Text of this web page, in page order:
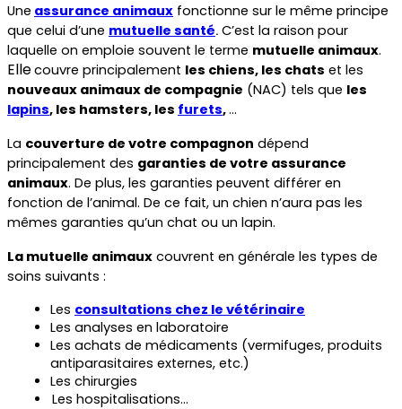
Une assurance animaux fonctionne sur le même principe
que celui d’une mutuelle santé. C’est la raison pour
laquelle on emploie souvent le terme mutuelle animaux.
Ellecouvre principalement les chiens, les chats
nouveaux animaux de compagnie (NAC) tels que
lapins, les hamsters, les furets, …
La couverture de votre compagnon dépend
principalement des garanties de votre assurance
animaux. De plus, les garanties peuvent différer en
fonction de l’animal. De ce fait, un chien n’aura pas les
mêmes garanties qu’un chat ou un lapin.
La mutuelle animaux couvrent en générale les types de
soins suivants :
Les consultations chez le vétérinaire
Les analyses en laboratoire
Les achats de médicaments (vermifuges, produits
antiparasitaires externes, etc.)
Les chirurgies
Les hospitalisations…